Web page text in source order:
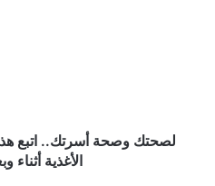
لصحتك وصحة أسرتك.. اتبع
الأغذية أثناء